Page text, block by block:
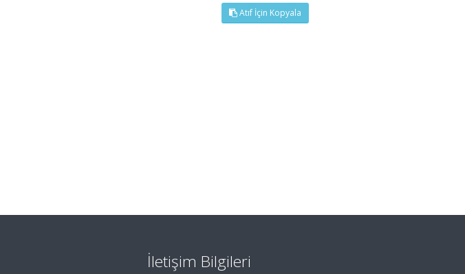
Atıf İçin Kopyala
İletişim Bilgileri